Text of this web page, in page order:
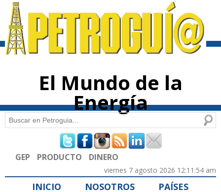
contenido
El Mundo de la
Energía
Formulario de búsqueda
Buscar
GEP PRODUCTO DINERO
viernes 7 agosto 2026 12:11:54 am
INICIO NOSOTROS
PAÍSES